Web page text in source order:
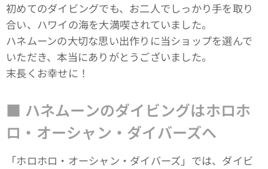
初めてのダイビングでも、お二人でしっかり手を取り
合い、ハワイの海を大満喫されていました。
ハネムーンの大切な思い出作りに当ショップを選んで
いただき、本当にありがとうございました。
末長くお幸せに！
■ ハネムーンのダイビングはホロホ
ロ・オーシャン・ダイバーズへ
「ホロホロ・オーシャン・ダイバーズ」では、ダイビ